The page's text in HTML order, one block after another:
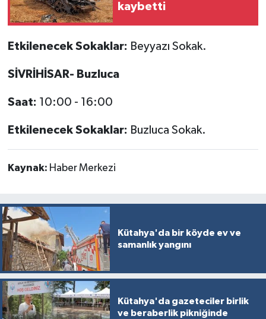
kaybetti
Etkilenecek Sokaklar: Beyyazı Sokak.
SİVRİHİSAR- Buzluca
Saat: 10:00 - 16:00
Etkilenecek Sokaklar: Buzluca Sokak.
Kaynak: Haber Merkezi
Kütahya'da bir köyde ev ve
samanlık yangını
Kütahya'da gazeteciler birlik
ve beraberlik pikniğinde